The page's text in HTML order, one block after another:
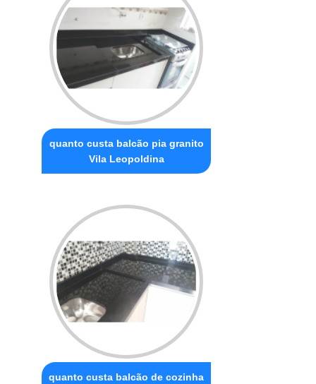
quanto custa balcão pia granito
Vila Leopoldina
quanto custa balcão de cozinha